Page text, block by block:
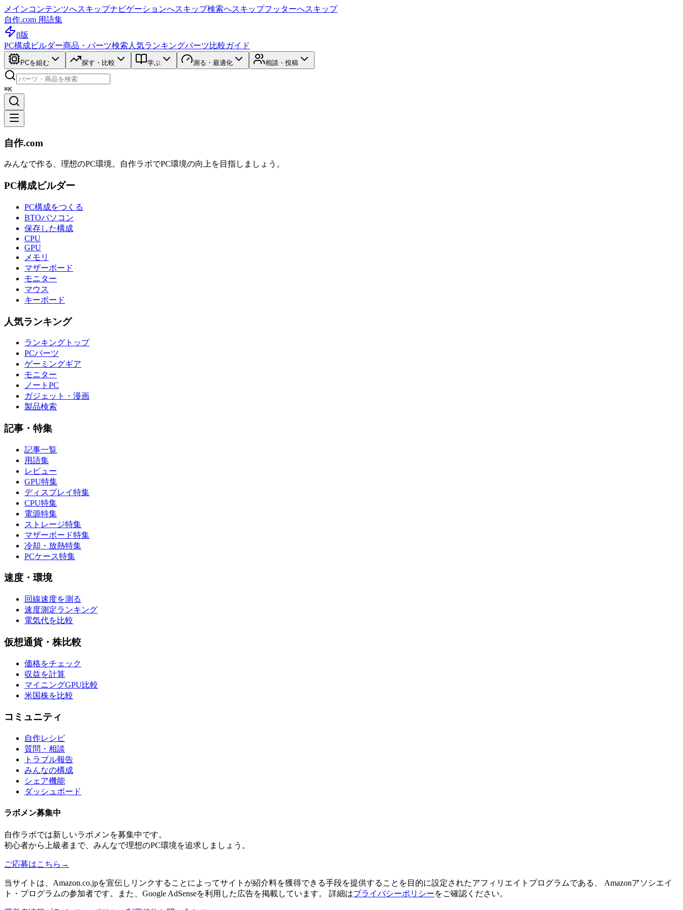
メインコンテンツへスキップナビゲーションへスキップ検索へスキップフッターへスキップ
自作.com 用語集
β版
PC構成ビルダー商品・パーツ検索 人気ランキングパーツ比較ガイド
PCを組む 探す・比較 学ぶ 測る・最適化 相談・投稿
⌘K
自作.com
みんなで作る、理想のPC環境。 自作ラボでPC環境の向上を目指しましょう。
PC構成ビルダー
PC構成をつくる
BTOパソコン
保存した構成
CPU
GPU
メモリ
マザーボード
モニター
マウス
キーボード
人気ランキング
ランキングトップ
PCパーツ
ゲーミングギア
モニター
ノートPC
ガジェット・漫画
製品検索
記事・特集
記事一覧
用語集
レビュー
GPU特集
ディスプレイ特集
CPU特集
電源特集
ストレージ特集
マザーボード特集
冷却・放熱特集
PCケース特集
速度・環境
回線速度を測る
速度測定ランキング
電気代を比較
仮想通貨・株比較
価格をチェック
収益を計算
マイニングGPU比較
米国株を比較
コミュニティ
自作レシピ
質問・相談
トラブル報告
みんなの構成
シェア機能
ダッシュボード
ラボメン募集中
自作ラボでは新しいラボメンを募集中です。
初心者から上級者まで、みんなで理想のPC環境を追求しましょう。
ご応募はこちら →
当サイトは、Amazon.co.jpを宣伝しリンクすることによってサイトが紹介料を獲得できる手段を提供することを目的に設定されたアフィリエイトプログラムである、 Amazonアソシエイ
ト・プログラムの参加者です。また、Google AdSenseを利用した広告を掲載しています。 詳細はプライバシーポリシーをご確認ください。